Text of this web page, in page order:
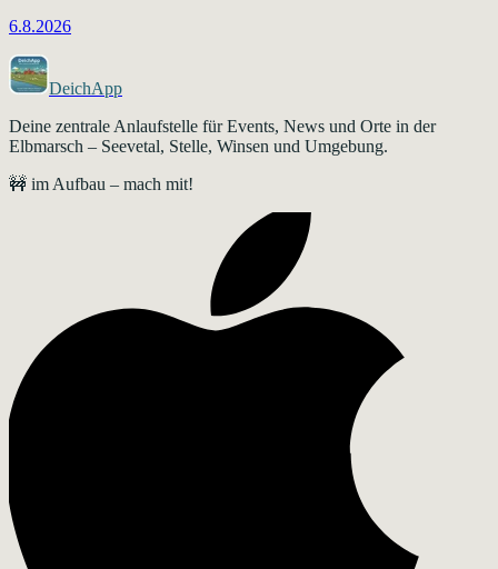
6.8.2026
DeichApp
Deine zentrale Anlaufstelle für Events, News und Orte in der
Elbmarsch – Seevetal, Stelle, Winsen und Umgebung.
🚧 im Aufbau – mach mit!